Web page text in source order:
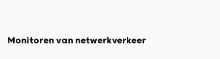
Monitoren van netwerkverkeer